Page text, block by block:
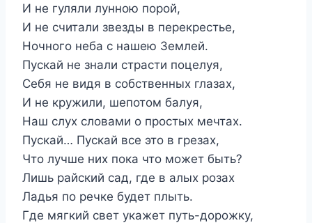
И не гуляли лунною порой,
И не считали звезды в перекрестье,
Ночного неба с нашею Землей.
Пускай не знали страсти поцелуя,
Себя не видя в собственных глазах,
И не кружили, шепотом балуя,
Наш слух словами о простых мечтах.
Пускай… Пускай все это в грезах,
Что лучше них пока что может быть?
Лишь райский сад, где в алых розах
Ладья по речке будет плыть.
Где мягкий свет укажет путь-дорожку,